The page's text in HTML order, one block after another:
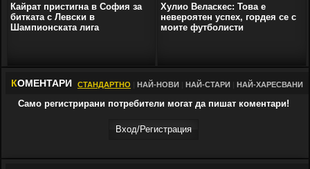
Кайрат пристигна в София за
битката с Левски в
Шампионската лига
Хулио Веласкес: Това е
невероятен успех, гордея се с
моите футболисти
КОМЕНТАРИ СТАНДАРТНО НАЙ-НОВИ НАЙ-СТАРИ НАЙ-ХАРЕСВАНИ
Само регистрирани потребители могат да пишат коментари!
Вход/Регистрaция